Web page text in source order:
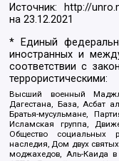
Источник: http://
на23.12.2021
* Единый
иностранных и
соответствии с
террористическими:
Высший военный
Дагестана, База, Асбат
Братья-мусульмане,
Исламская группа,
Общество социальных
наследия, Дом двух
моджахедов, Аль-Каида в